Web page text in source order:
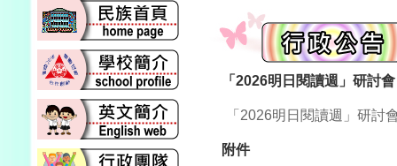
「2026明日閱讀週」研討會
「2026明日閱讀週」研討
附件